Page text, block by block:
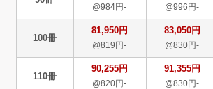
@984円- @996円-
100冊
81,950円
@819円-
83,050円
@830円-
110冊
90,255円
@820円-
91,355円
@830円-